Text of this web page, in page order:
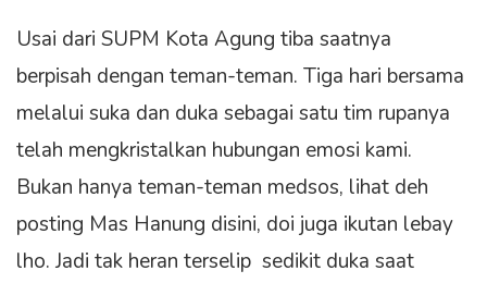
Usai dari SUPM Kota Agung tiba saatnya
berpisah dengan teman-teman. Tiga hari bersama
melalui suka dan duka sebagai satu tim rupanya
telah mengkristalkan hubungan emosi kami.
Bukan hanya teman-teman medsos, lihat deh
posting Mas Hanung disini, doi juga ikutan lebay
lho. Jadi tak heran terselip sedikit duka saat